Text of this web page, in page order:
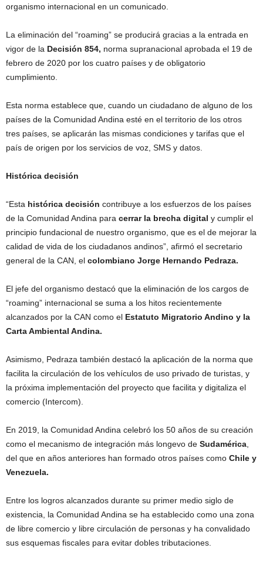
organismo internacional en un comunicado.
La eliminación del “roaming” se producirá gracias a la entrada en
vigor de la Decisión 854, norma supranacional aprobada el 19 de
febrero de 2020 por los cuatro países y de obligatorio
cumplimiento.
Esta norma establece que, cuando un ciudadano de alguno de los
países de la Comunidad Andina esté en el territorio de los otros
tres países, se aplicarán las mismas condiciones y tarifas que el
país de origen por los servicios de voz, SMS y datos.
Histórica decisión
“Esta histórica decisión contribuye a los esfuerzos de los países
de la Comunidad Andina para cerrar la brecha digital y cumplir el
principio fundacional de nuestro organismo, que es el de mejorar la
calidad de vida de los ciudadanos andinos”, afirmó el secretario
general de la CAN, el colombiano Jorge Hernando Pedraza.
El jefe del organismo destacó que la eliminación de los cargos de
“roaming” internacional se suma a los hitos recientemente
alcanzados por la CAN como el Estatuto Migratorio Andino y la
Carta Ambiental Andina.
Asimismo, Pedraza también destacó la aplicación de la norma que
facilita la circulación de los vehículos de uso privado de turistas, y
la próxima implementación del proyecto que facilita y digitaliza el
comercio (Intercom).
En 2019, la Comunidad Andina celebró los 50 años de su creación
como el mecanismo de integración más longevo de Sudamérica
del que en años anteriores han formado otros países como Chile y
Venezuela.
Entre los logros alcanzados durante su primer medio siglo de
existencia, la Comunidad Andina se ha establecido como una zona
de libre comercio y libre circulación de personas y ha convalidado
sus esquemas fiscales para evitar dobles tributaciones.